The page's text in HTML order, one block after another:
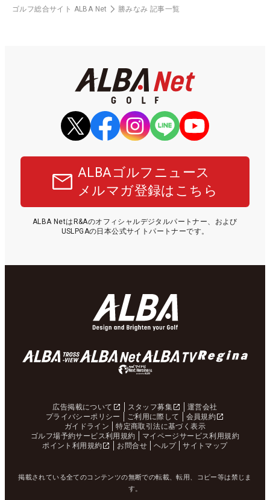
ゴルフ総合サイト ALBA Net 勝みなみ 記事一覧
ALBAゴルフニュース
メルマガ登録はこちら
ALBA NetはR&Aのオフィシャルデジタルパートナー、および
USLPGAの日本公式サイトパートナーです。
広告掲載について スタッフ募集
運営会社
プライバシーポリシー
ご利用に際して
会員規約
ガイドライン
特定商取引法に基づく表示
ゴルフ場予約サービス利用規約
マイページサービス利用規約
ポイント利用規約
お問合せ ヘルプ サイトマップ
掲載されている全てのコンテンツの無断での転載、転用、コピー等は禁じま
す。